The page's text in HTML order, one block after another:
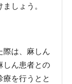
しょう。
際は、麻しん
しん患者との
療を行うとと